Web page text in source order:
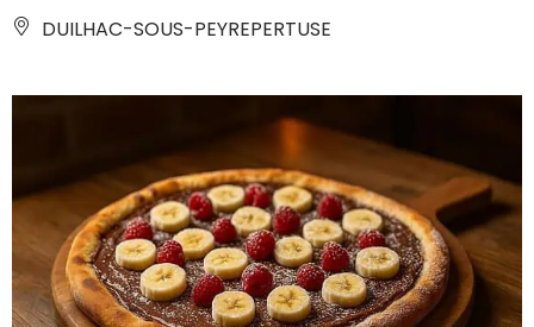
DUILHAC-SOUS-PEYREPERTUSE